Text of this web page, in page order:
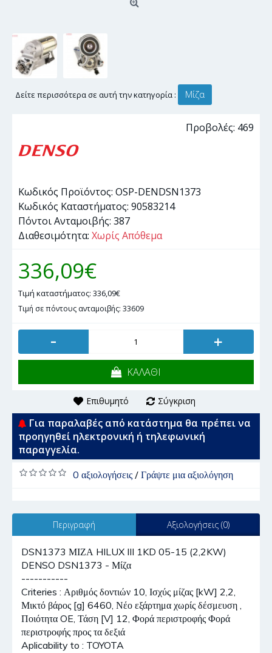
Δείτε περισσότερα σε αυτή την κατηγορία : Μίζα
Προβολές: 469
Κωδικός Προϊόντος: OSP-DENDSN1373
Κωδικός Καταστήματος: 90583214
Πόντοι Ανταμοιβής: 387
Διαθεσιμότητα: Χωρίς Απόθεμα
336,09€
Τιμή καταστήματος: 336,09€
Τιμή σε πόντους ανταμοιβής: 33609
- +
ΚΑΛΑΘΙ
Επιθυμητό Σύγκριση
Για παραλαβές από κατάστημα θα πρέπει να
προηγηθεί ηλεκτρονική ή τηλεφωνική
παραγγελία.
0 αξιολογήσεις/ Γράψτε μια αξιολόγηση
Περιγραφή Αξιολογήσεις (0)
DSN1373 ΜΙΖΑ HILUX III 1KD 05-15 (2,2KW)
DENSO DSN1373 - Μίζα
-----------
Criteries : Αριθμός δοντιών 10, Ισχύς μίζας [kW] 2,2,
Μικτό βάρος [g] 6460, Νέο εξάρτημα χωρίς δέσμευση ,
Ποιότητα OE, Τάση [V] 12, Φορά περιστροφής Φορά
περιστροφής προς τα δεξιά
Aplicability to : TOYOTA